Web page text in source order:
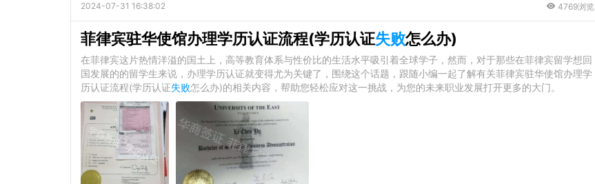
2024-07-31 16:38:02 4769浏览
菲律宾驻华使馆办理学历认证流程(学历认证失败怎么办)
在菲律宾这片热情洋溢的国土上，高等教育体系与性价比的生活水平吸引着全球学子，然而，对于那些在菲律宾留学想回
国发展的的留学生来说，办理学历认证就变得尤为关键了，围绕这个话题，跟随小编一起了解有关菲律宾驻华使馆办理学
历认证流程(学历认证失败怎么办)的相关内容，帮助您轻松应对这一挑战，为您的未来职业发展打开更多的大门。